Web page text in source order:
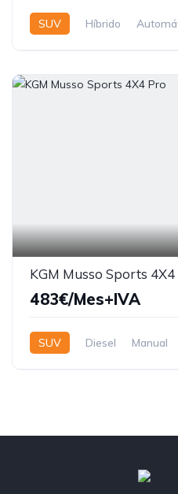
SUV Híbrido
KGM Musso Sports 4X4
483€/Mes+IVA
SUV Diesel Manual